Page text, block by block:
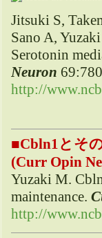
Jitsuki S,
Sano A,
Serotonin
Neuron
http://
■Cbln1とそ
(Curr Opin
Yuzaki M.
maintenance.
http://